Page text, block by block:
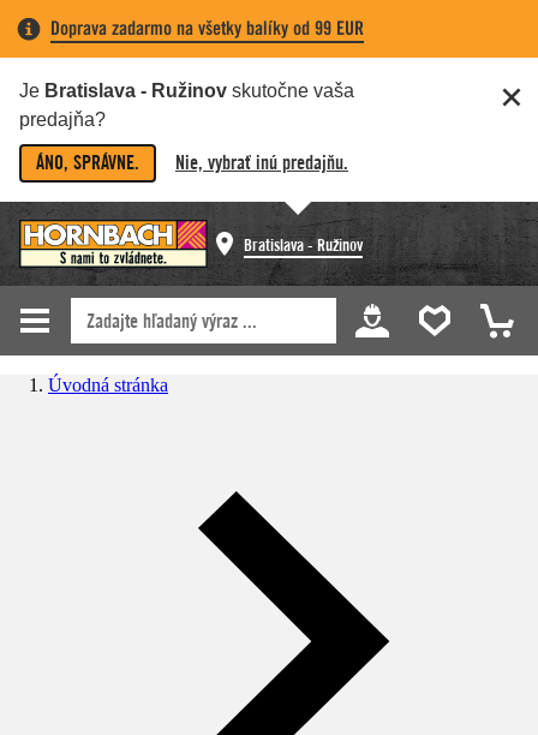
Doprava zadarmo na všetky balíky od 99 EUR
Je Bratislava - Ružinov skutočne vaša
predajňa?
ÁNO, SPRÁVNE. Nie, vybrať inú predajňu.
Bratislava - Ružinov
Úvodná stránka